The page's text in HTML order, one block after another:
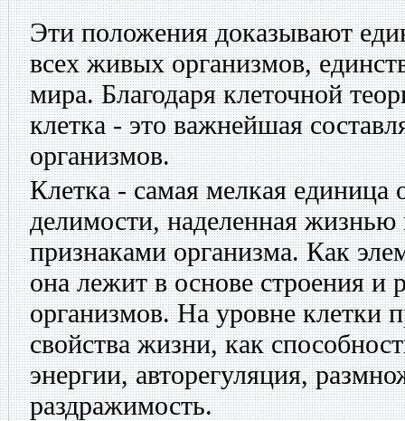
Эти положения доказывают
всех живых организмов,
мира. Благодаря клеточной
клетка - это важнейшая
организмов.
Клетка - самая мелкая единица
делимости, наделенная
признаками организма. Как
она лежит в основе строения и
организмов. На уровне клетки
свойства жизни, как
энергии, авторегуляция,
раздражимость.